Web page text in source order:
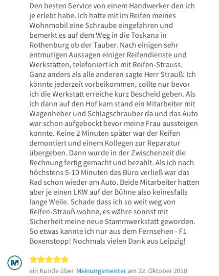
Den besten Service von einem Handwerker den ich
je erlebt habe. Ich hatte mit im Reifen meines
Wohnmobil eine Schraube eingefahren und
bemerkt es auf dem Weg in die Toskana in
Rothenburg ob der Tauber. Nach einigen sehr
entmutigen Aussagen einiger Reifendienste und
Werkstätten, telefoniert ich mit Reifen-Strauss.
Ganz anders als alle anderen sagte Herr Strauß: Ich
könnte jederzeit vorbeikommen, sollte nur bevor
ich die Werkstatt erreiche kurz Bescheid geben. Als
ich dann auf den Hof kam stand ein Mitarbeiter mit
Wagenheber und Schlagschrauber da und das Auto
war schon aufgebockt bevor meine Frau aussteigen
konnte. Keine 2 Minuten später war der Reifen
demontiert und einem Kollegen zur Reparatur
übergeben. Dann wurde in der Zwischenzeit die
Rechnung fertig gemacht und bezahlt. Als ich nach
höchstens 5-10 Minuten das Büro verließ war das
Rad schon wieder am Auto. Beide Mitarbeiter hatten
aber je einen LKW auf der Bühne also keinesfalls
lange Weile. Schade dass ich so weit weg von
Reifen-Strauß wohne, es währe sonnst mit
Sicherheit meine neue Stammwerkstatt geworden.
So etwas kannte ich nur aus dem Fernsehen - F1
Boxenstopp! Nochmals vielen Dank aus Leipzig!
ein Kunde über Meinungsmeister am 22. Oktober 2018